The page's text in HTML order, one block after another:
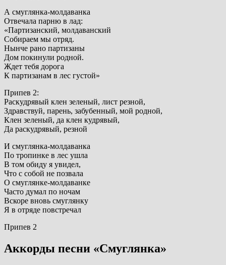
А смуглянка-молдаванка
Отвечала парню в лад:
«Партизанский, молдаванский
Собираем мы отряд.
Нынче рано партизаны
Дом покинули родной.
Ждет тебя дорога
К партизанам в лес густой»
Припев 2:
Раскудрявый клен зеленый, лист резной,
Здравствуй, парень, забубенный, мой родной,
Клен зеленый, да клен кудрявый,
Да раскудрявый, резной
И смуглянка-молдаванка
По тропинке в лес ушла
В том обиду я увидел,
Что с собой не позвала
О смуглянке-молдаванке
Часто думал по ночам
Вскоре вновь смуглянку
Я в отряде повстречал
Припев 2
Аккорды песни «Смуглянка»